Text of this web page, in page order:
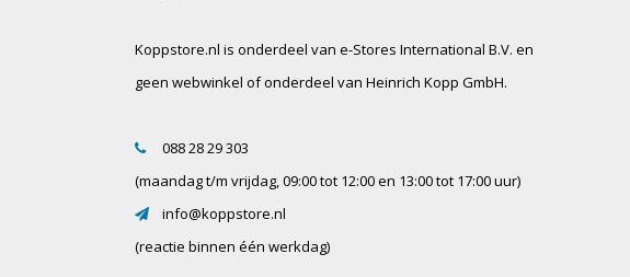
Koppstore.nl is onderdeel van e-Stores International B.V. en
geen webwinkel of onderdeel van Heinrich Kopp GmbH.
088 28 29 303
(maandag t/m vrijdag, 09:00 tot 12:00 en 13:00 tot 17:00 uur)
info@koppstore.nl
(reactie binnen één werkdag)